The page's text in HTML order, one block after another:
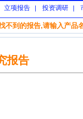
立项报告 投资调研
不到的报告,请输入产品
报告